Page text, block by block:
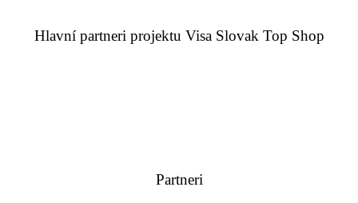
Hlavní partneri projektu Visa Slovak Top Shop
Partneri